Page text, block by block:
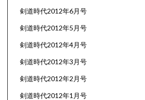
剣道時代2012年6月号
剣道時代2012年5月号
剣道時代2012年4月号
剣道時代2012年3月号
剣道時代2012年2月号
剣道時代2012年1月号